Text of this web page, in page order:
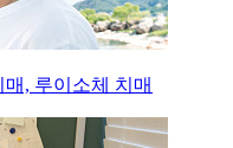
, 루이소체 치매